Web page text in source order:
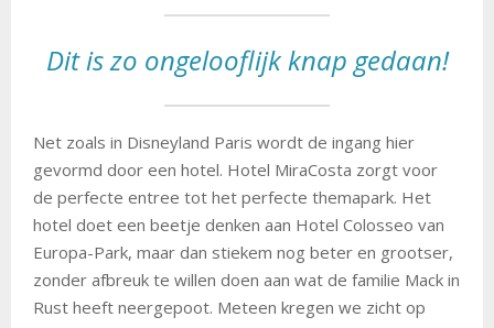
Dit is zo ongelooflijk knap gedaan!
Net zoals in Disneyland Paris wordt de ingang hier
gevormd door een hotel. Hotel MiraCosta zorgt voor
de perfecte entree tot het perfecte themapark. Het
hotel doet een beetje denken aan Hotel Colosseo van
Europa-Park, maar dan stiekem nog beter en grootser,
zonder afbreuk te willen doen aan wat de familie Mack in
Rust heeft neergepoot. Meteen kregen we zicht op